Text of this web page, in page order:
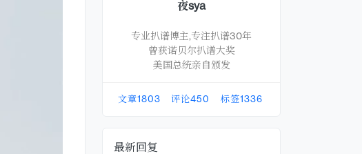
夜sya
专业扒谱博主,专注扒谱30年
曾获诺贝尔扒谱大奖
美国总统亲自颁发
文章1803 评论450 标签1336
最新回复